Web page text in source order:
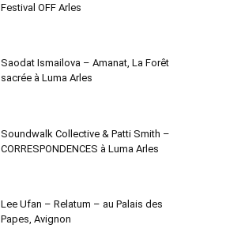
Festival OFF Arles
Saodat Ismailova – Amanat, La Forêt
sacrée à Luma Arles
Soundwalk Collective & Patti Smith –
CORRESPONDENCES à Luma Arles
Lee Ufan – Relatum – au Palais des
Papes, Avignon